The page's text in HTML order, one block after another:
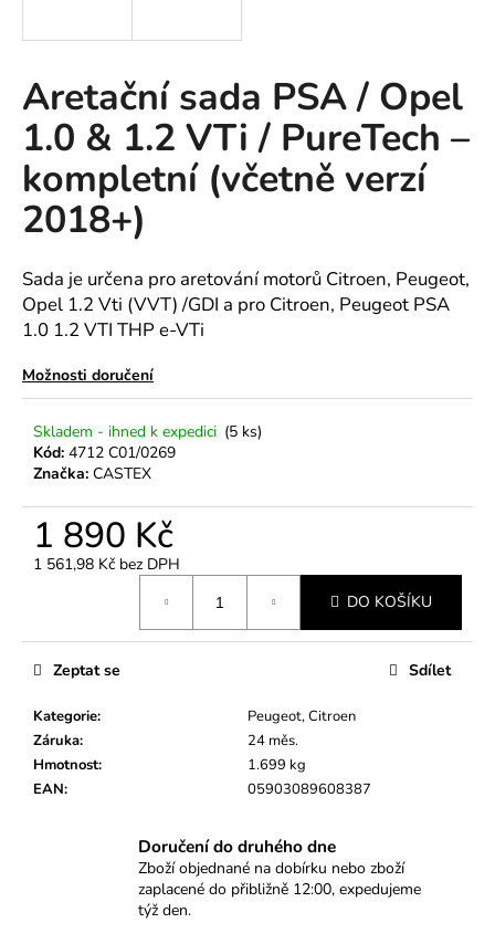
Aretační sada PSA / Opel
1.0 & 1.2 VTi / PureTech –
kompletní (včetně verzí
2018+)
Sada je určena pro aretování motorů Citroen, Peugeot,
Opel 1.2 Vti (VVT) /GDI a pro Citroen, Peugeot PSA
1.0 1.2 VTI THP e-VTi
Možnosti doručení
Skladem - ihned k expedici (5 ks)
Kód: 4712 C01/0269
Značka: CASTEX
1 890 Kč
1 561,98 Kč bez DPH
DO KOŠÍKU
Kategorie:
Peugeot, Citroen
Záruka:
24 měs.
Hmotnost:
1.699 kg
EAN: 05903089608387
Zeptat se Sdílet
Doručení do druhého dne
Zboží objednané na dobírku nebo zboží
zaplacené do přibližně 12:00, expedujeme
týž den.
í
t
?
o
p
o
u
MAGNETICKÝ
VYTAHOVAČ
2.25KG/62CM
70
Kč